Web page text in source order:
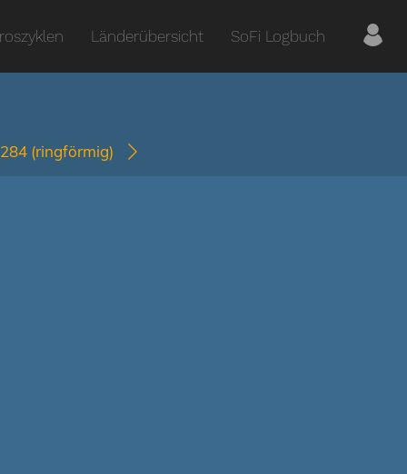
Länderübersicht SoFi Logbuch
(ringförmig)